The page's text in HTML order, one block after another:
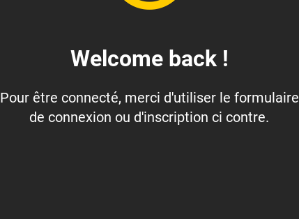
Welcome back !
Pour être connecté, merci d'utiliser le formulaire
de connexion ou d'inscription ci contre.